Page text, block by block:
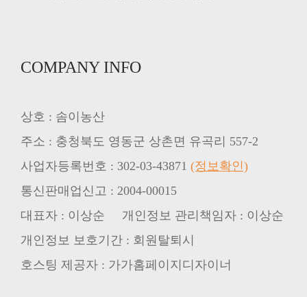
COMPANY INFO
상호 : 솜이농산
주소 : 충청북도 영동군 상촌면 유곡리 557-2
사업자등록번호 : 302-03-43871 (정보확인)
통신판매업신고 : 2004-00015
대표자 : 이상순 개인정보 관리책임자 : 이상순
개인정보 보호기간 : 회원탈퇴시
호스팅 제공자 : 가가홈페이지디자이너